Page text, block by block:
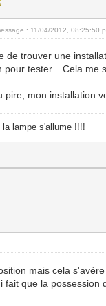
: 11/04/2012, 08:25:50
de trouver une
tester... Cela me
pire, mon installation
lampe s'allume !!!!
mais cela
fait que la